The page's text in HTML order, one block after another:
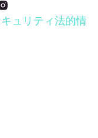
ュリティ法的情